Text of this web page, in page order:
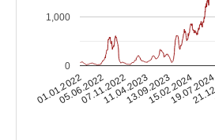
01.01.2022
05.06.2022
07.11.2022
11.04.2023
13.09.2023
15.02.2024
0
1,000